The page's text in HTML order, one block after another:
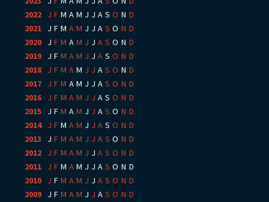
2022
J F M A M J J A S O N D
2021
J F M A M J J A S O N D
2020
J F M A M J J A S O N D
2019
J F M A M J J A S O N D
2018
J F M A M J J A S O N D
2017
J F M A M J J A S O N D
2016
J F M A M J J A S O N D
2015
J F M A M J J A S O N D
2014: J F M A M J J A S O N D
2013
J F M A M J J A S O N D
2012
J F M A M J J A S O N D
2011
J F M A M J J A S O N D
2010
J F M A M J J A S O N D
2009
J F M A M J J A S O N D